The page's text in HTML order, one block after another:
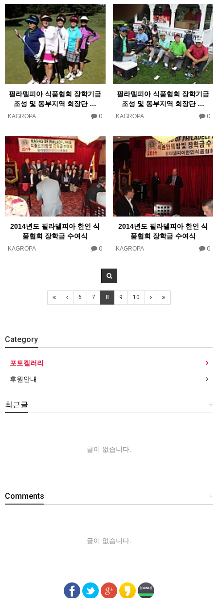
필라델피아 식품협회 장학기금
조성 및 동부지역 회장단 …
KAGROPA 0
필라델피아 식품협회 장학기금
조성 및 동부지역 회장단 …
KAGROPA 0
2014년도 필라델피아 한인 식
품협회 장학금 수여식
KAGROPA 0
2014년도 필라델피아 한인 식
품협회 장학금 수여식
KAGROPA 0
6 7 8 9 10
Category
포토켈러리
후원안내
+
최근글
글이 없습니다.
+
Comments
글이 없습니다.